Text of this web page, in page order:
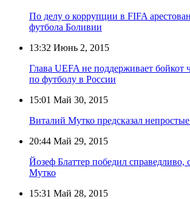
По делу о коррупции в FIFA
футбола Боливии
13:32 Июнь 2, 2015
Глава UEFA не поддерживает бойкот
по футболу в России
15:01 Май 30, 2015
Виталий Мутко предсказал
20:44 Май 29, 2015
Йозеф Блаттер победил справедливо,
Мутко
15:31 Май 28, 2015